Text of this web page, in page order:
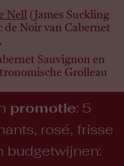
Nell (James Suckling
de Noir van Cabernet
Sauvignon en
Grolleau
promotie: 5
rosé, frisse
budgetwijnen: